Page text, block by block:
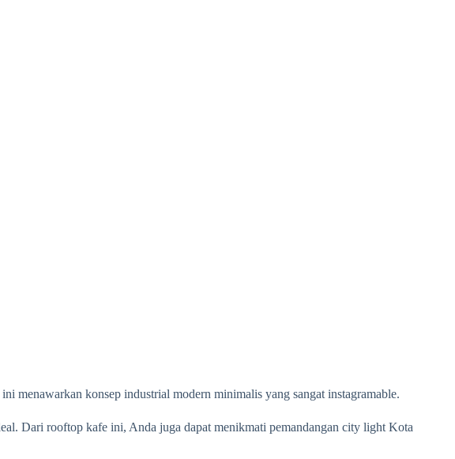
menawarkan konsep industrial modern minimalis yang sangat instagramable.
Dari rooftop kafe ini, Anda juga dapat menikmati pemandangan city light Kota